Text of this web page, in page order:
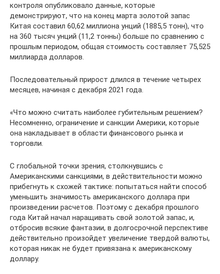
контроля опубликовало данные, которые
демонстрируют, что на конец марта золотой запас
Китая составил 60,62 миллиона унций (1885,5 тонн), что
на 360 тысяч унций (11,2 тонны) больше по сравнению с
прошлым периодом, общая стоимость составляет 75,525
миллиарда долларов.
Последовательный прирост длился в течение четырех
месяцев, начиная с декабря 2021 года.
«Что можно считать наиболее губительным решением?
Несомненно, ограничение и санкции Америки, которые
она накладывает в области финансового рынка и
торговли.
С глобальной точки зрения, столкнувшись с
Американскими санкциями, в действительности можно
прибегнуть к схожей тактике: попытаться найти способ
уменьшить значимость американского доллара при
произведении расчетов. Поэтому с декабря прошлого
года Китай начал наращивать свой золотой запас, и,
отбросив всякие фантазии, в долгосрочной перспективе
действительно произойдет увеличение твердой валюты,
которая никак не будет привязана к американскому
доллару.